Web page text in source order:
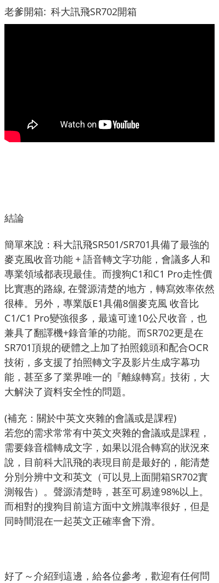
老爹開箱: 科大訊飛SR702開箱
結論
簡單來說：科大訊飛SR501/SR701具備了最強的
麥克風收音功能 + 語音轉文字功能，會議多人和
專業領域都表現最佳。而搜狗C1和C1 Pro走性價
比實惠的路線, 在聲源清楚的地方，轉寫效率依然
很棒。另外，專業版E1具備8個麥克風 收音比
C1/C1 Pro變強很多，最遠可達10公尺收音，也
兼具了翻譯機+錄音筆的功能。而SR702更是在
SR701頂規的硬體之上加了拍照鏡頭和配合OCR
技術，多支援了拍照轉文字及影片生成字幕功
能，甚至多了業界唯一的『離線轉寫』技術，大
大解決了資料安全性的問題。
(補充：關於中英文夾雜的會議或是課程)
若您的需求常常有中英文夾雜的會議或是課程，
需要錄音檔轉成文字， 如果以混合轉寫的狀況來
說， 目前科大訊飛的表現目前是最好的， 能清楚
分別分辨中文和英文（可以見上面開箱SR702實
測報告）。聲源清楚時，甚至可易達98%以上。
而相對的搜狗目前這方面中文辨識率很好，但是
同時間混在一起英文正確率會下滑。
好了～介紹到這邊，給各位參考，歡迎有任何問